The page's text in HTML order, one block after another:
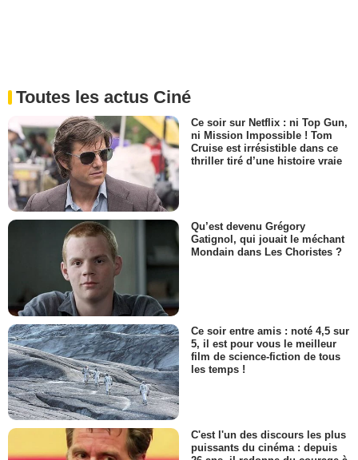
Toutes les actus Ciné
Ce soir sur Netflix : ni Top Gun,
ni Mission Impossible ! Tom
Cruise est irrésistible dans ce
thriller tiré d’une histoire vraie
Qu’est devenu Grégory
Gatignol, qui jouait le méchant
Mondain dans Les Choristes ?
Ce soir entre amis : noté 4,5 sur
5, il est pour vous le meilleur
film de science-fiction de tous
les temps !
C'est l'un des discours les plus
puissants du cinéma : depuis